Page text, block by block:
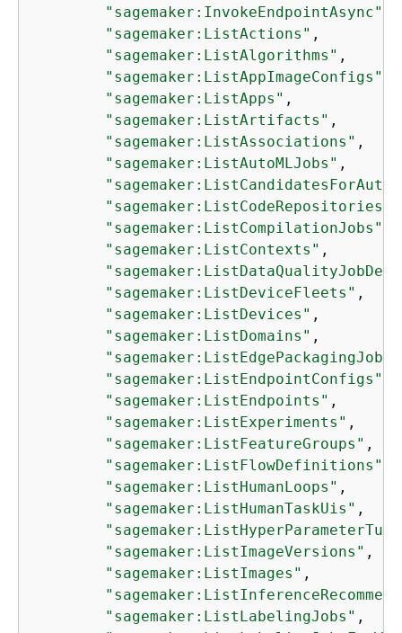
"sagemaker:InvokeEndpointAsync"
"sagemaker:ListActions" ,
"sagemaker:ListAlgorithms" ,
"sagemaker:ListAppImageConfigs"
"sagemaker:ListApps" ,
"sagemaker:ListArtifacts" ,
"sagemaker:ListAssociations" ,
"sagemaker:ListAutoMLJobs" ,
"sagemaker:ListCodeRepositories"
"sagemaker:ListCompilationJobs"
"sagemaker:ListContexts" ,
"sagemaker:ListDeviceFleets" ,
"sagemaker:ListDevices" ,
"sagemaker:ListDomains" ,
"sagemaker:ListEdgePackagingJobs"
"sagemaker:ListEndpointConfigs"
"sagemaker:ListEndpoints" ,
"sagemaker:ListExperiments" ,
"sagemaker:ListFeatureGroups" ,
"sagemaker:ListFlowDefinitions"
"sagemaker:ListHumanLoops" ,
"sagemaker:ListHumanTaskUis" ,
"sagemaker:ListImageVersions" ,
"sagemaker:ListImages" ,
"sagemaker:ListLabelingJobs" ,